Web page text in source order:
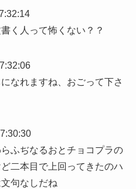
く人って怖くない？？
なれますね、おごって下さ
ふぢなるおとチョコプラの
二本目で上回ってきたのハ
句なしだね